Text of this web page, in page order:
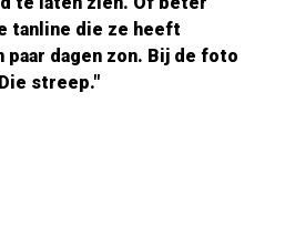
tanline die ze heeft
paar dagen zon. Bij de foto
streep."